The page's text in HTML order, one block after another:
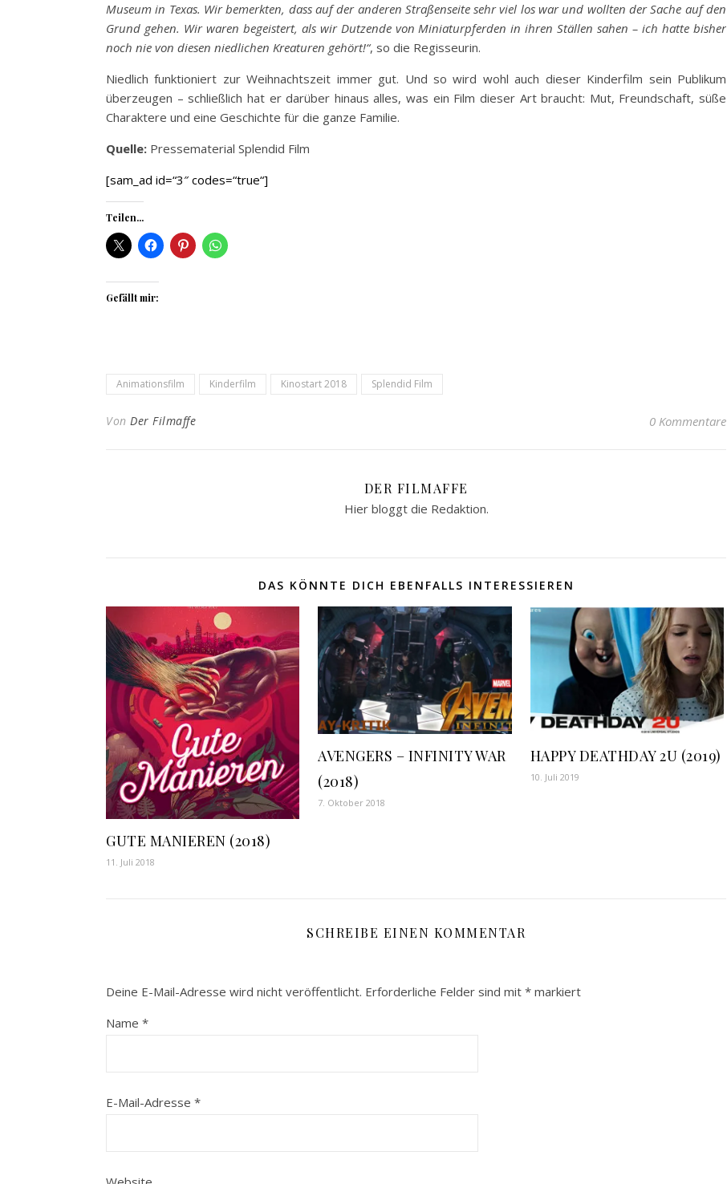
Museum in Texas. Wir bemerkten, dass auf der anderen Straßenseite sehr viel los war und wollten der Sache auf den
Grund gehen. Wir waren begeistert, als wir Dutzende von Miniaturpferden in ihren Ställen sahen – ich hatte bisher
noch nie von diesen niedlichen Kreaturen gehört!“, so die Regisseurin.
Niedlich funktioniert zur Weihnachtszeit immer gut. Und so wird wohl auch dieser Kinderfilm sein Publikum
überzeugen – schließlich hat er darüber hinaus alles, was ein Film dieser Art braucht: Mut, Freundschaft, süße
Charaktere und eine Geschichte für die ganze Familie.
Quelle: Pressematerial Splendid Film
[sam_ad id=“3″ codes=“true“]
Teilen...
Gefällt mir:
Animationsfilm Kinderfilm Kinostart 2018 Splendid Film
Von Der Filmaffe 0 Kommentare
DER FILMAFFE
Hier bloggt die Redaktion.
DAS KÖNNTE DICH EBENFALLS INTERESSIEREN
GUTE MANIEREN (2018)
11. Juli 2018
AVENGERS – INFINITY WAR
(2018)
7. Oktober 2018
HAPPY DEATHDAY 2U (2019)
10. Juli 2019
SCHREIBE EINEN KOMMENTAR
Deine E-Mail-Adresse wird nicht veröffentlicht. Erforderliche Felder sind mit * markiert
Name *
E-Mail-Adresse *